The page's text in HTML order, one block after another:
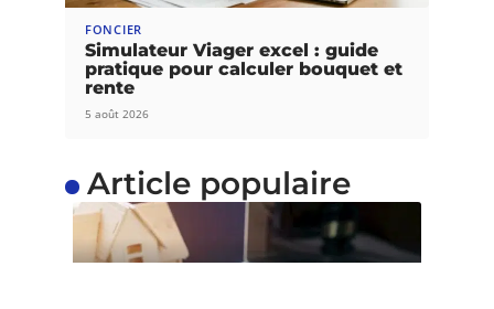
FONCIER
Simulateur Viager excel : guide
pratique pour calculer bouquet et
rente
5 août 2026
Article populaire